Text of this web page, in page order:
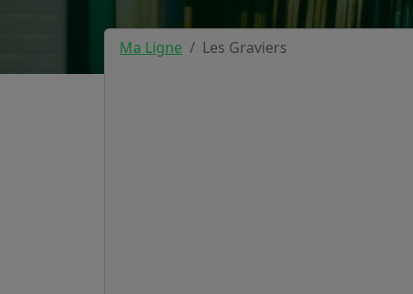
Ma Ligne Les Graviers